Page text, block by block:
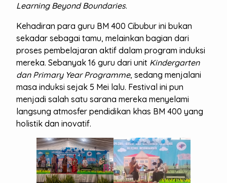
Learning Beyond Boundaries.
Kehadiran para guru BM 400 Cibubur ini bukan
sekadar sebagai tamu, melainkan bagian dari
proses pembelajaran aktif dalam program induksi
mereka. Sebanyak 16 guru dari unit Kindergarten
dan Primary Year Programme, sedang menjalani
masa induksi sejak 5 Mei lalu. Festival ini pun
menjadi salah satu sarana mereka menyelami
langsung atmosfer pendidikan khas BM 400 yang
holistik dan inovatif.